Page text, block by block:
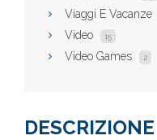
Viaggi E Vacanze
Video 15
Video Games 2
DESCRIZIONE